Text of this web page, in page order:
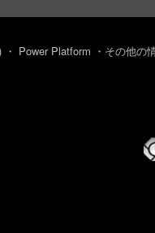
Power Platform ・その他の